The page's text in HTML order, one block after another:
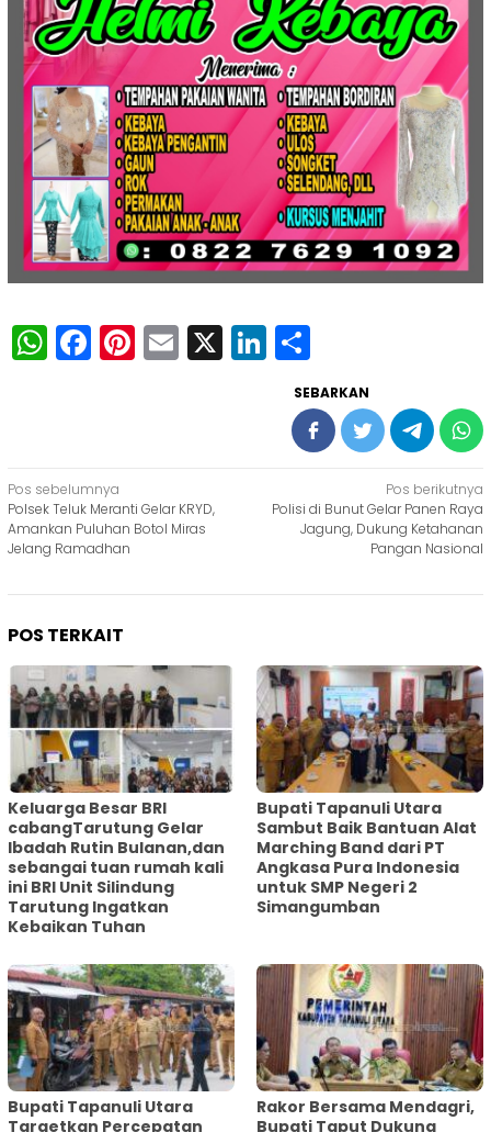
WhatsApp
Facebook
Pinterest
Email
X LinkedIn
SEBARKAN
Navigasi
pos
Pos sebelumnya
Polsek Teluk Meranti Gelar KRYD,
Amankan Puluhan Botol Miras
Jelang Ramadhan
Pos berikutnya
Polisi di Bunut Gelar Panen Raya
Jagung, Dukung Ketahanan
Pangan Nasional
POS TERKAIT
Keluarga Besar BRI
cabangTarutung Gelar
Ibadah Rutin Bulanan,dan
sebangai tuan rumah kali
ini BRI Unit Silindung
Tarutung Ingatkan
Kebaikan Tuhan
Bupati Tapanuli Utara
Sambut Baik Bantuan Alat
Marching Band dari PT
Angkasa Pura Indonesia
untuk SMP Negeri 2
Simangumban
‎Bupati Tapanuli Utara
Targetkan Percepatan
Rakor Bersama Mendagri,
Bupati Taput Dukung